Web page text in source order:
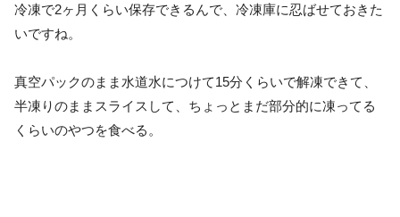
冷凍で2ヶ月くらい保存できるんで、冷凍庫に忍ばせておきた
いですね。
真空パックのまま水道水につけて15分くらいで解凍できて、
半凍りのままスライスして、ちょっとまだ部分的に凍ってる
くらいのやつを食べる。